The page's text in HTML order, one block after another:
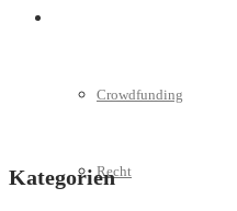
Crowdfunding
Recht
Kategorien